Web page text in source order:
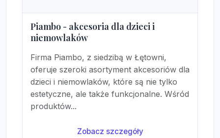
Piambo - akcesoria dla dzieci i
niemowlaków
Firma Piambo, z siedzibą w Łętowni,
oferuje szeroki asortyment akcesoriów dla
dzieci i niemowlaków, które są nie tylko
estetyczne, ale także funkcjonalne. Wśród
produktów...
Zobacz szczegóły